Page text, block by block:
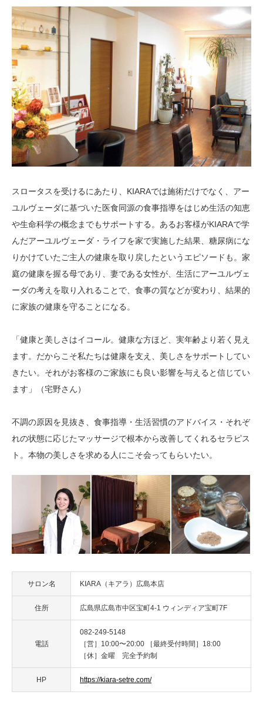
スロータスを受けるにあたり、KIARAでは施術だけでなく、アー
ユルヴェーダに基づいた医食同源の食事指導をはじめ生活の知恵
や生命科学の概念までもサポートする。あるお客様がKIARAで学
んだアーユルヴェーダ・ライフを家で実施した結果、糖尿病にな
りかけていたご主人の健康を取り戻したというエピソードも。家
庭の健康を握る母であり、妻である女性が、生活にアーユルヴェ
ーダの考えを取り入れることで、食事の質などが変わり、結果的
に家族の健康を守ることになる。
「健康と美しさはイコール。健康な方ほど、実年齢より若く見え
ます。だからこそ私たちは健康を支え、美しさをサポートしてい
きたい。それがお客様のご家族にも良い影響を与えると信じてい
ます」（宅野さん）
不調の原因を見抜き、食事指導・生活習慣のアドバイス・それぞ
れの状態に応じたマッサージで根本から改善してくれるセラピス
ト。本物の美しさを求める人にこそ会ってもらいたい。
サロン名 KIARA（キアラ）広島本店
住所 広島県広島市中区宝町4-1 ウィンディア宝町7F
電話
082-249-5148
［営］10:00〜20:00 ［最終受付時間］18:00
［休］金曜 完全予約制
HP https://kiara-setre.com/